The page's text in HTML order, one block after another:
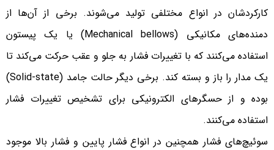
کارکردشان در انواع مختلفی تولید می‌شوند. برخی از آن‌ها از
دمنده‌های مکانیکی (Mechanical bellows) یا یک پیستون
استفاده می‌کنند که با تغییرات فشار به جلو و عقب حرکت می‌کند تا
یک مدار را باز و بسته کند. برخی دیگر حالت جامد (Solid-state)
بوده و از حسگرهای الکترونیکی برای تشخیص تغییرات فشار
استفاده می‌کنند.
سوئیچ‌های فشار همچنین در انواع فشار پایین و فشار بالا موجود